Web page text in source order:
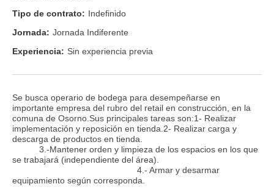
Tipo de contrato: Indefinido
Jornada: Jornada Indiferente
Experiencia: Sin experiencia previa
Se busca operario de bodega para desempeñarse en
importante empresa del rubro del retail en construcción, en la
comuna de Osorno.Sus principales tareas son:1- Realizar
implementación y reposición en tienda.2- Realizar carga y
descarga de productos en tienda.
3.-Mantener orden y limpieza de los espacios en los que
se trabajará (independiente del área).
4.- Armar y desarmar
equipamiento según corresponda.